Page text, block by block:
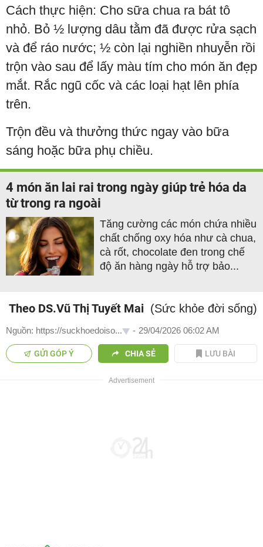
Cách thực hiện: Cho sữa chua ra bát tô
nhỏ. Bỏ ½ lượng dâu tằm đã được rửa sạch
và để ráo nước; ½ còn lại nghiền nhuyễn rồi
trộn vào sau để lấy màu tím cho món ăn đẹp
mắt. Rắc ngũ cốc và các loại hạt lên phía
trên.
Trộn đều và thưởng thức ngay vào bữa
sáng hoặc bữa phụ chiều.
4 món ăn lai rai trong ngày giúp trẻ hóa da
từ trong ra ngoài
Tăng cường các món chứa nhiều
chất chống oxy hóa như cà chua,
cà rốt, chocolate đen trong chế
độ ăn hàng ngày hỗ trợ bảo...
Theo DS.Vũ Thị Tuyết Mai (Sức khỏe đời sống)
Nguồn: https://suckhoedoiso... - 29/04/2026 06:02 AM
GỬI GÓP Ý CHIA SẺ LƯU BÀI